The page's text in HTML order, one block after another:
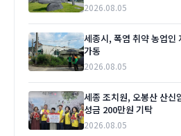
2026.08.05
세종시, 폭염 취약 농업인
가동
2026.08.05
세종 조치원, 오봉산 산신
성금 200만원 기탁
2026.08.05